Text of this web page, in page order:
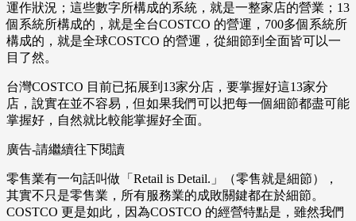
運作狀況；這些數字所構成的系統，就是一整家店的營業；13
個系統所構成的，就是全台COSTCO 的營運，700多個系統所
構成的，就是全球COSTCO 的營運，從細節到全面皆可以一
目了然。
台灣COSTCO 目前已拓展到13家分店，要掌握好這13家分
店，說實在並不容易，但如果我們可以把每一個細節都盡可能
掌握好，自然就比較能掌握好全面。
廣告-請繼續往下閱讀
零售業有一句話叫做「Retail is Detail.」（零售就是細節），
其實不只是零售業，所有服務業的成敗關鍵都在於細節。
COSTCO 更是如此，因為COSTCO 的經營特點是，雖然我們